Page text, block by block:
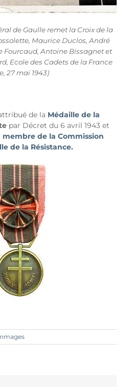
de Gaulle remet la Croix de la
Maurice Duclos, André
Fourcaud, Antoine Bissagnet et
Ecole des Cadets de la France
27 mai 1943)
de la Médaille de la
par Décret du 6 avril 1943 et
membre de la Commission
de la Résistance.